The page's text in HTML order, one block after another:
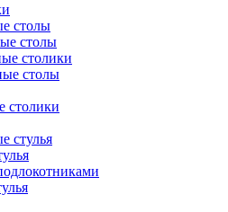
столы
столы
столики
столы
столики
стулья